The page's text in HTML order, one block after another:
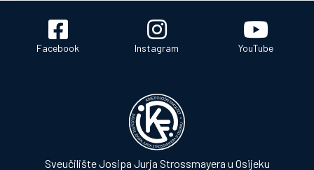
Facebook Instagram YouTube
Sveučilište Josipa Jurja Strossmayera u Osijeku